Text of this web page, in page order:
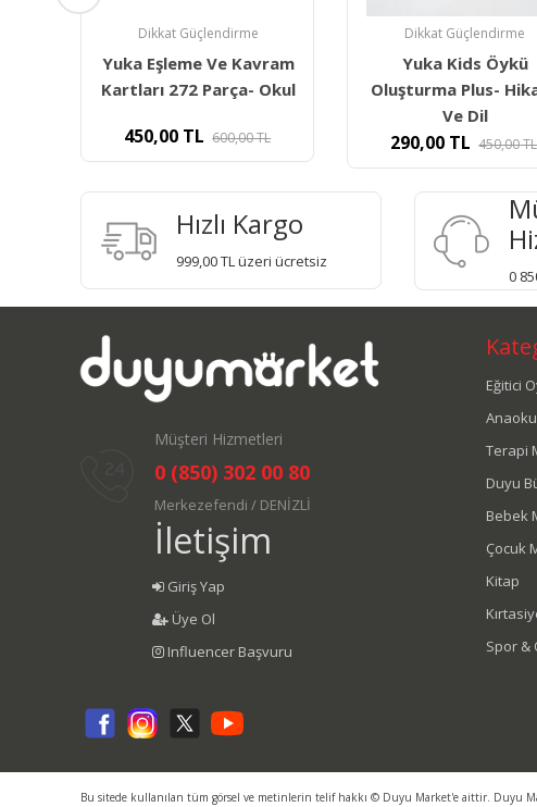
Dikkat Güçlendirme
Yuka Kids Öykü
Oluşturma Plus- Hikaye
290,00 TL 450,00TL
Dikkat Güçlendirme
İlk Sözcüklerim
Flashcards-
İngilizce
215,00 TL 446,04TL
Hızlı Kargo
999,00 TL üzeri ücretsiz
0
Müşteri Hizmetleri
0 (850) 302 00 80
Merkezefendi / DENİZLİ
İletişim
Giriş Yap
Üye Ol
Influencer Başvuru
Eğitici
Terapi
Duyu
Bebek
Çocuk
Kitap
Spor &
Bu sitede kullanılan tüm görsel ve metinlerin telif hakkı © Duyu Market'e aittir. Duyu